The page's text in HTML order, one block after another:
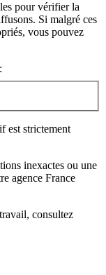
pour vérifier la
Si malgré ces
vous pouvez
est strictement
inexactes ou une
agence France
, consultez